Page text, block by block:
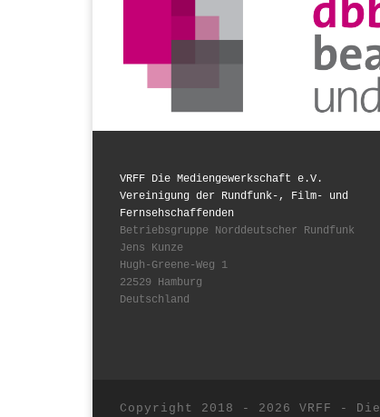
VRFF Die Mediengewerkschaft e.V.
Vereinigung der Rundfunk-, Film- und
Fernsehschaffenden
Betriebsgruppe Norddeutscher Rundfunk
Jens Kunze
Hugh-Greene-Weg 1
22529 Hamburg
Deutschland
Copyright 2018 - 2026 VRFF -